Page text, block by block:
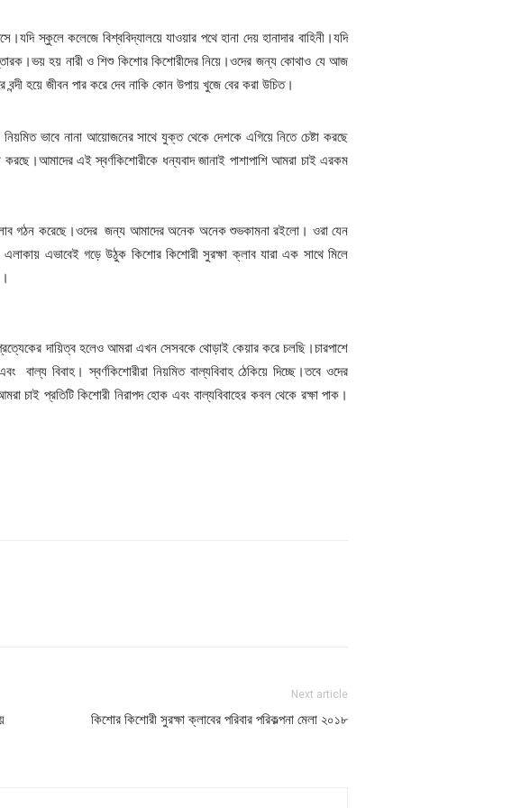
স্কুলে কলেজে বিশ্ববিদ্যালয়ে যাওয়ার পথে হানা দেয় হানাদার বাহিনী।যদি
হয় নারী ও শিশু কিশোর কিশোরীদের নিয়ে।ওদের জন্য কোথাও যে আজ
হয়ে জীবন পার করে দেব নাকি কোন উপায় খুজে বের করা উচিত।
ভাবে নানা আয়োজনের সাথে যুক্ত থেকে দেশকে এগিয়ে নিতে চেষ্টা করছে
এই স্বর্ণকিশোরীকে ধন্যবাদ জানাই পাশাপাশি আমরা চাই এরকম
গঠন করেছে।ওদের জন্য আমাদের অনেক অনেক শুভকামনা রইলো। ওরা যেন
এভাবেই গড়ে উঠুক কিশোর কিশোরী সুরক্ষা ক্লাব যারা এক সাথে মিলে
দায়িত্ব হলেও আমরা এখন সেসবকে থোড়াই কেয়ার করে চলছি।চারপাশে
বিবাহ। স্বর্ণকিশোরীরা নিয়মিত বাল্যবিবাহ ঠেকিয়ে দিচ্ছে।তবে ওদের
চাই প্রতিটি কিশোরী নিরাপদ হোক এবং বাল্যবিবাহের কবল থেকে রক্ষা পাক।
Next article
কিশোর কিশোরী সুরক্ষা ক্লাবের পরিবার পরিকল্পনা মেলা ২০১৮